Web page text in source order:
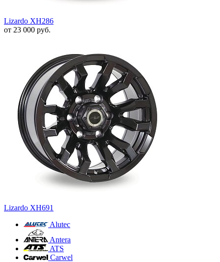
Lizardo XH286
от 23 000 руб.
Lizardo XH691
Alutec
Antera
ATS
Carwel